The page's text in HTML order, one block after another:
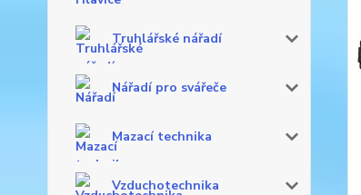
Truhlářské nářadí
Nářadí pro svářeče
Mazací technika
Vzduchotechnika